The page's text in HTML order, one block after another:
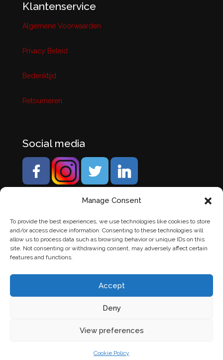
Manage Consent
To provide the best experiences, we use technologies like cookies to store
and/or access device information. Consenting to these technologies will
allow us to process data such as browsing behavior or unique IDs on this
site. Not consenting or withdrawing consent, may adversely affect certain
features and functions.
Accept
Deny
View preferences
Cookie Policy
Klantenservice
Algemene Voorwaarden
Privacy Beleid
Bedenktijd
Retourneren
Social media
laten makendoor Chuck's